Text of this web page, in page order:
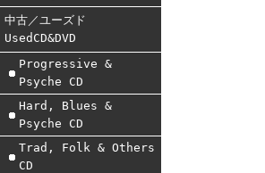
中古／ユーズド
UsedCD&DVD
Progressive &
Psyche CD
Hard, Blues &
Psyche CD
Trad, Folk & Others
CD